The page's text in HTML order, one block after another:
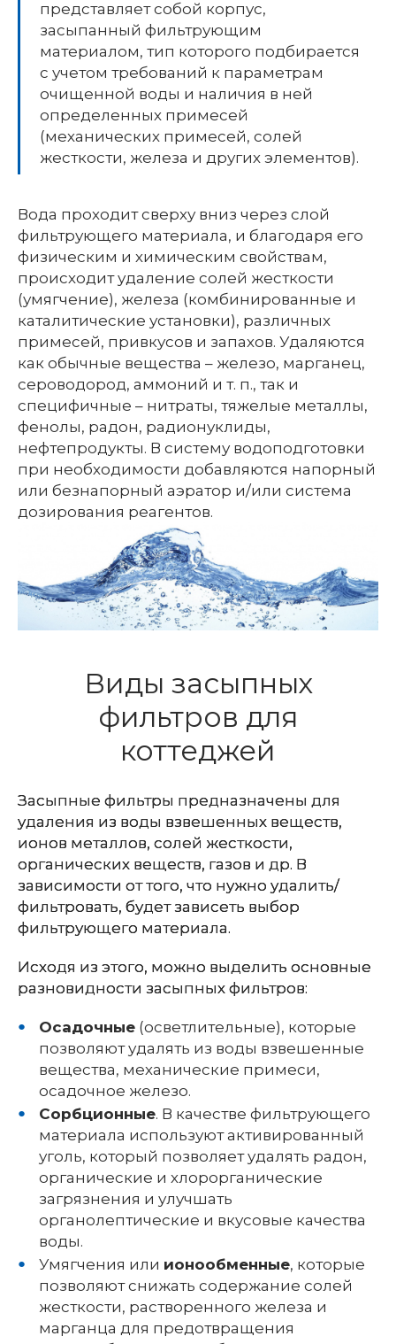
представляет собой корпус,
засыпанный фильтрующим
материалом, тип которого подбирается
с учетом требований к параметрам
очищенной воды и наличия в ней
определенных примесей
(механических примесей, солей
жесткости, железа и других элементов).
Вода проходит сверху вниз через слой
фильтрующего материала, и благодаря его
физическим и химическим свойствам,
происходит удаление солей жесткости
(умягчение), железа (комбинированные и
каталитические установки), различных
примесей, привкусов и запахов. Удаляются
как обычные вещества – железо, марганец,
сероводород, аммоний и т. п., так и
специфичные – нитраты, тяжелые металлы,
фенолы, радон, радионуклиды,
нефтепродукты. В систему водоподготовки
при необходимости добавляются напорный
или безнапорный аэратор и/или система
дозирования реагентов.
Виды засыпных
фильтров для
коттеджей
Засыпные фильтры предназначены для
удаления из воды взвешенных веществ,
ионов металлов, солей жесткости,
органических веществ, газов и др. В
зависимости от того, что нужно удалить/
фильтровать, будет зависеть выбор
фильтрующего материала.
Исходя из этого, можно выделить основные
разновидности засыпных фильтров:
Осадочные (осветлительные), которые
позволяют удалять из воды взвешенные
вещества, механические примеси,
осадочное железо.
Сорбционные. В качестве фильтрующего
материала используют активированный
уголь, который позволяет удалять радон,
органические и хлорорганические
загрязнения и улучшать
органолептические и вкусовые качества
воды.
Умягчения или ионообменные, которые
позволяют снижать содержание солей
жесткости, растворенного железа и
марганца для предотвращения